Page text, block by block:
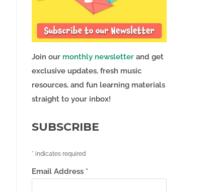
Join our monthly newsletterand get
exclusive updates, fresh music
resources, and fun learning materials
straight to your inbox!
SUBSCRIBE
* indicates required
Email Address *